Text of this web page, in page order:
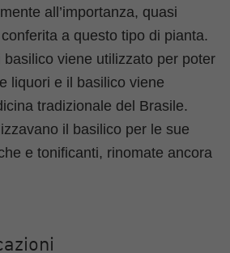
all’importanza, quasi
a questo tipo di pianta.
basilico viene utilizzato per poter
liquori e il basilico viene
tradizionale del Brasile.
il basilico per le sue
e tonificanti, rinomate ancora